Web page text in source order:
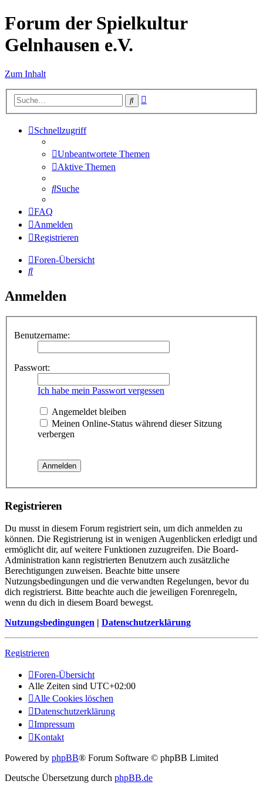
Forum der Spielkultur
Gelnhausen e.V.
Zum Inhalt
Suche
Schnellzugriff
Unbeantwortete Themen
Aktive Themen
Suche
FAQ
Anmelden
Registrieren
Foren-Übersicht
Suche
Anmelden
Benutzername:
Passwort:
Ich habe mein Passwort vergessen
Angemeldet bleiben
Meinen Online-Status während dieser Sitzung
verbergen
Registrieren
Du musst in diesem Forum registriert sein, um dich anmelden zu
können. Die Registrierung ist in wenigen Augenblicken erledigt und
ermöglicht dir, auf weitere Funktionen zuzugreifen. Die Board-
Administration kann registrierten Benutzern auch zusätzliche
Berechtigungen zuweisen. Beachte bitte unsere
Nutzungsbedingungen und die verwandten Regelungen, bevor du
dich registrierst. Bitte beachte auch die jeweiligen Forenregeln,
wenn du dich in diesem Board bewegst.
Nutzungsbedingungen | Datenschutzerklärung
Registrieren
Foren-Übersicht
Alle Zeiten sind UTC+02:00
Alle Cookies löschen
Datenschutzerklärung
Impressum
Kontakt
Powered by phpBB® Forum Software © phpBB Limited
Deutsche Übersetzung durch phpBB.de